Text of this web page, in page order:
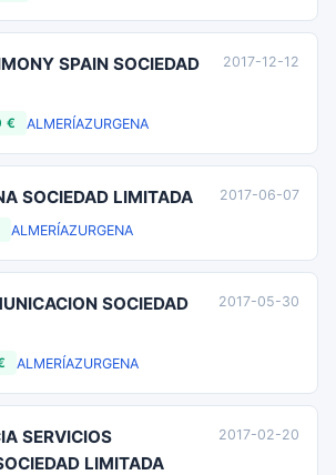
SPAIN SOCIEDAD
€ ALMERÍAZURGENA
2017-12-12
SOCIEDAD LIMITADA
ALMERÍAZURGENA
2017-06-07
SOCIEDAD
ALMERÍAZURGENA
2017-05-30
SERVICIOS
LIMITADA
2017-02-20